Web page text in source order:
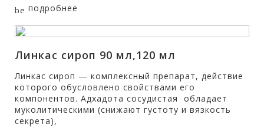
Линкас сироп 90 мл,120 мл
Линкас сироп — комплексный препарат, действие
которого обусловлено свойствами его
компонентов. Адхадота сосудистая обладает
муколитическими (снижают густоту и вязкость
секрета),
подробнее